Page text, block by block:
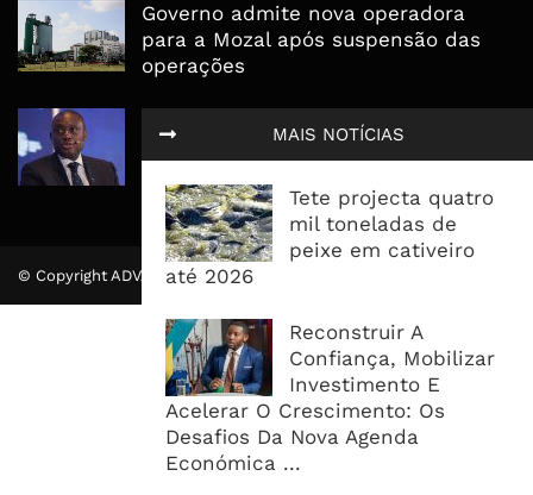
MAIS NOTÍCIAS
Tete projecta quatro
mil toneladas de
peixe em cativeiro
até 2026
Reconstruir A
Confiança, Mobilizar
Investimento E
Acelerar O Crescimento: Os
Desafios Da Nova Agenda
Económica ...
Governo admite nova operadora
para a Mozal após suspensão das
operações
CEO do Standard Bank pede ao
Governo que “saia do caminho” e
© Copyright ADVALUE. Todos Direitos Reservados.